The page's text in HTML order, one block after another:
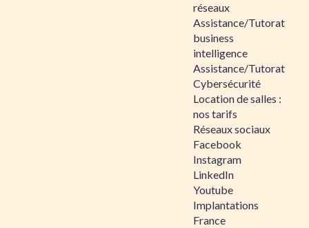
réseaux
Assistance/Tutorat
business
intelligence
Assistance/Tutorat
Cybersécurité
Location de salles :
nos tarifs
Réseaux sociaux
Facebook
Instagram
LinkedIn
Youtube
Implantations
France